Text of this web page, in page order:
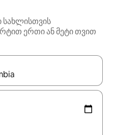
სახლისთვის
ერთი ან მეტი თვით
გახდება, ნავიგაციისთვის